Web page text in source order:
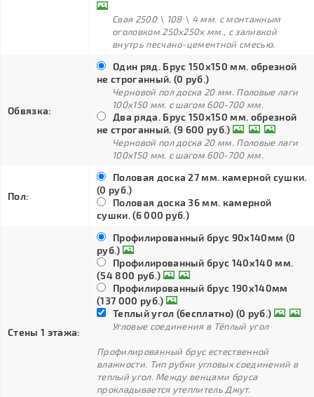
Свая 2500 \ 108 \ 4 мм. с монтажным
оголовком 250х250х мм., с заливкой
внутрь песчано-цементной смесью.
Обвязка:
Один ряд. Брус 150х150 мм. обрезной
не строганный. (0 руб.)
Черновой пол доска 20 мм. Половые лаги
100х150 мм. с шагом 600-700 мм.
Два ряда. Брус 150х150 мм. обрезной
не строганный. (9 600 руб.)
Черновой пол доска 20 мм. Половые лаги
100х150 мм. с шагом 600-700 мм.
Пол:
Половая доска 27 мм. камерной сушки.
(0 руб.)
Половая доска 36 мм. камерной
сушки. (6 000 руб.)
Стены 1 этажа:
Профилированный брус 90х140мм (0
руб.)
Профилированный брус 140х140 мм.
(54 800 руб.)
Профилированный брус 190х140мм
(137 000 руб.)
Теплый угол (бесплатно) (0 руб.)
Угловые соединения в Тёплый угол
Профилированный брус естественной
влажности. Тип рубки угловых соединений в
теплый угол. Между венцами бруса
прокладывается утеплитель Джут.